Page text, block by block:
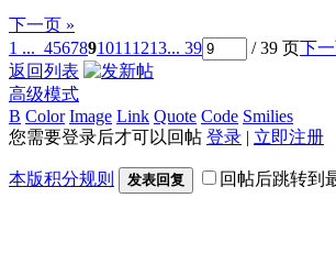
下一页 »
1 ... 4567891011 1213... 39 / 39 页下
返回列表
高级模式
B Color Image Link Quote Code Smilies
您需要登录后才可以回帖 登录 | 立即注册
本版积分规则 发表回复 回帖后跳转到